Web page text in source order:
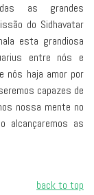
as grandes
do Sidhavatar
esta grandiosa
entre nós e
nós haja amor por
capazes de
nossa mente no
alcançaremos as
back to top